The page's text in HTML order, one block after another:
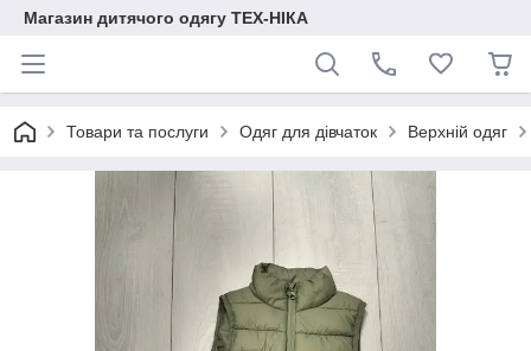
Магазин дитячого одягу ТЕХ-НІКА
Товари та послуги Одяг для дівчаток Верхній одяг